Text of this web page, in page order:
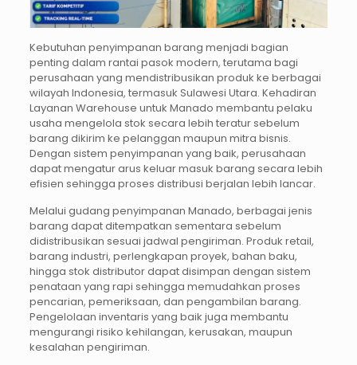
Kebutuhan penyimpanan barang menjadi bagian
penting dalam rantai pasok modern, terutama bagi
perusahaan yang mendistribusikan produk ke berbagai
wilayah Indonesia, termasuk Sulawesi Utara. Kehadiran
Layanan Warehouse untuk Manado membantu pelaku
usaha mengelola stok secara lebih teratur sebelum
barang dikirim ke pelanggan maupun mitra bisnis.
Dengan sistem penyimpanan yang baik, perusahaan
dapat mengatur arus keluar masuk barang secara lebih
efisien sehingga proses distribusi berjalan lebih lancar.
Melalui gudang penyimpanan Manado, berbagai jenis
barang dapat ditempatkan sementara sebelum
didistribusikan sesuai jadwal pengiriman. Produk retail,
barang industri, perlengkapan proyek, bahan baku,
hingga stok distributor dapat disimpan dengan sistem
penataan yang rapi sehingga memudahkan proses
pencarian, pemeriksaan, dan pengambilan barang.
Pengelolaan inventaris yang baik juga membantu
mengurangi risiko kehilangan, kerusakan, maupun
kesalahan pengiriman.